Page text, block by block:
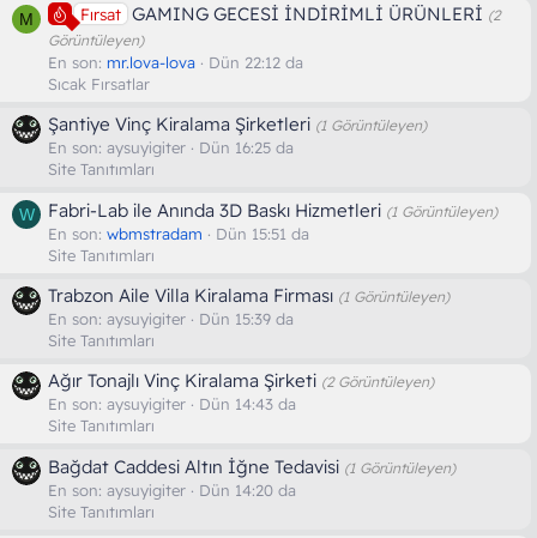
M Fırsat GAMING GECESİ İNDİRİMLİ ÜRÜNLERİ (2
Görüntüleyen)
En son: mr.lova-lova
Dün 22:12 da
Sıcak Fırsatlar
Şantiye Vinç Kiralama Şirketleri (1 Görüntüleyen)
En son: aysuyigiter
Dün 16:25 da
Site Tanıtımları
W Fabri-Lab ile Anında 3D Baskı Hizmetleri (1 Görüntüleyen)
En son: wbmstradam
Dün 15:51 da
Site Tanıtımları
Trabzon Aile Villa Kiralama Firması (1 Görüntüleyen)
En son: aysuyigiter
Dün 15:39 da
Site Tanıtımları
Ağır Tonajlı Vinç Kiralama Şirketi (2 Görüntüleyen)
En son: aysuyigiter
Dün 14:43 da
Site Tanıtımları
Bağdat Caddesi Altın İğne Tedavisi (1 Görüntüleyen)
En son: aysuyigiter
Dün 14:20 da
Site Tanıtımları